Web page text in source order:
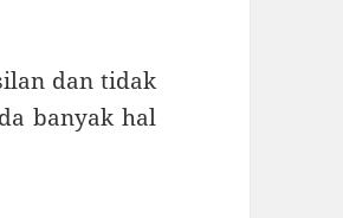
dan tidak
banyak hal